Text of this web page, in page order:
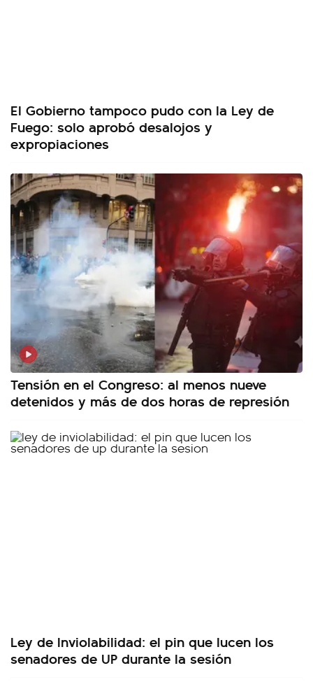
El Gobierno tampoco pudo con la Ley de
Fuego: solo aprobó desalojos y
expropiaciones
Tensión en el Congreso: al menos nueve
detenidos y más de dos horas de represión
Ley de Inviolabilidad: el pin que lucen los
senadores de UP durante la sesión